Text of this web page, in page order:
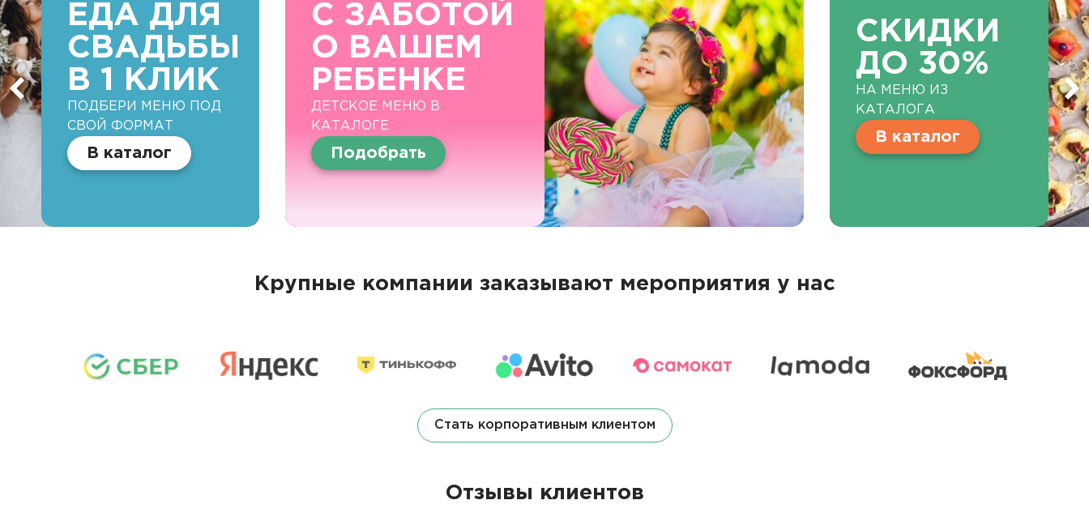
ЕДА ДЛЯ
СВАДЬБЫ
В 1 КЛИК
ПОДБЕРИ МЕНЮ ПОД
СВОЙ ФОРМАТ
В каталог
С ЗАБОТОЙ
О ВАШЕМ
РЕБЕНКЕ
ДЕТСКОЕ МЕНЮ В
КАТАЛОГЕ
Подобрать
СКИДКИ
ДО 30%
НА МЕНЮ ИЗ
КАТАЛОГА
В каталог
Крупные компании заказывают мероприятия у нас
Стать корпоративным клиентом
Отзывы клиентов